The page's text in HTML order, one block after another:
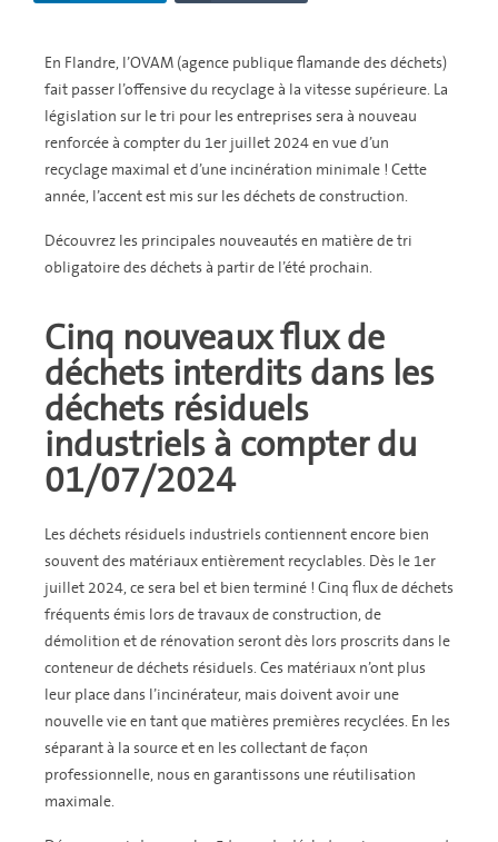
En Flandre, l’OVAM (agence publique flamande des déchets)
fait passer l’offensive du recyclage à la vitesse supérieure. La
législation sur le tri pour les entreprises sera à nouveau
renforcée à compter du 1er juillet 2024 en vue d’un
recyclage maximal et d’une incinération minimale ! Cette
année, l’accent est mis sur les déchets de construction.
Découvrez les principales nouveautés en matière de tri
obligatoire des déchets à partir de l’été prochain.
Cinq nouveaux flux de
déchets interdits dans les
déchets résiduels
industriels à compter du
01/07/2024
Les déchets résiduels industriels contiennent encore bien
souvent des matériaux entièrement recyclables. Dès le 1er
juillet 2024, ce sera bel et bien terminé ! Cinq flux de déchets
fréquents émis lors de travaux de construction, de
démolition et de rénovation seront dès lors proscrits dans le
conteneur de déchets résiduels. Ces matériaux n’ont plus
leur place dans l’incinérateur, mais doivent avoir une
nouvelle vie en tant que matières premières recyclées. En les
séparant à la source et en les collectant de façon
professionnelle, nous en garantissons une réutilisation
maximale.